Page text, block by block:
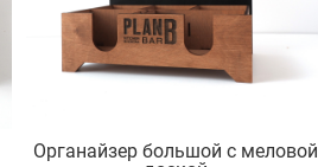
Органайзер большой с меловой